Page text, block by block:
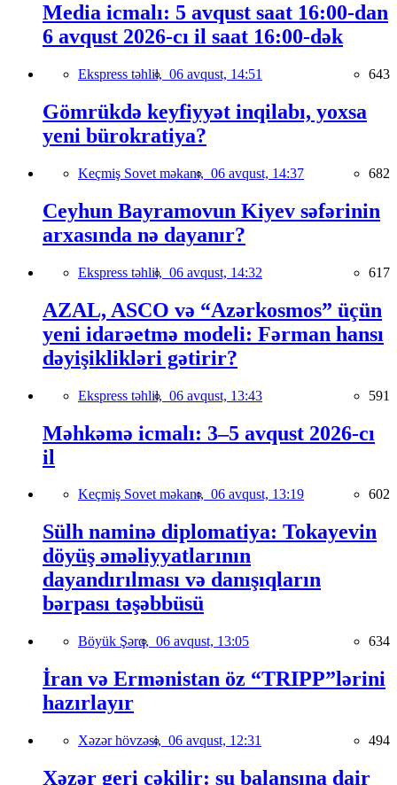
Media icmalı: 5 avqust saat 16:00-dan
6 avqust 2026-cı il saat 16:00-dək
Ekspress təhlil, 06 avqust, 14:51 643
Gömrükdə keyfiyyət inqilabı, yoxsa
yeni bürokratiya?
Keçmiş Sovet məkanı, 06 avqust, 14:37 682
Ceyhun Bayramovun Kiyev səfərinin
arxasında nə dayanır?
Ekspress təhlil, 06 avqust, 14:32 617
AZAL, ASCO və “Azərkosmos” üçün
yeni idarəetmə modeli: Fərman hansı
dəyişiklikləri gətirir?
Ekspress təhlil, 06 avqust, 13:43 591
Məhkəmə icmalı: 3–5 avqust 2026-cı
il
Keçmiş Sovet məkanı, 06 avqust, 13:19 602
Sülh naminə diplomatiya: Tokayevin
döyüş əməliyyatlarının
dayandırılması və danışıqların
bərpası təşəbbüsü
Böyük Şərq, 06 avqust, 13:05 634
İran və Ermənistan öz “TRIPP”lərini
hazırlayır
Xəzər hövzəsi, 06 avqust, 12:31 494
Xəzər geri çəkilir: su balansına dair